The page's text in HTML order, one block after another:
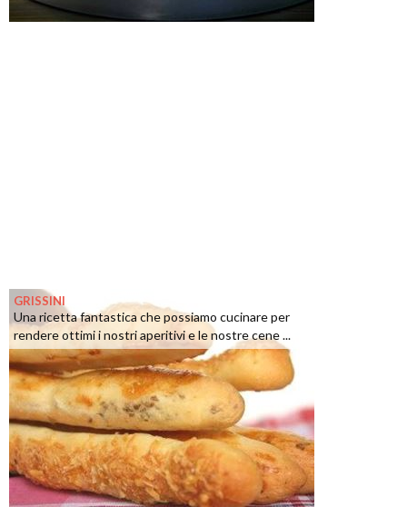
GRISSINI
Una ricetta fantastica che possiamo cucinare per
rendere ottimi i nostri aperitivi e le nostre cene ...